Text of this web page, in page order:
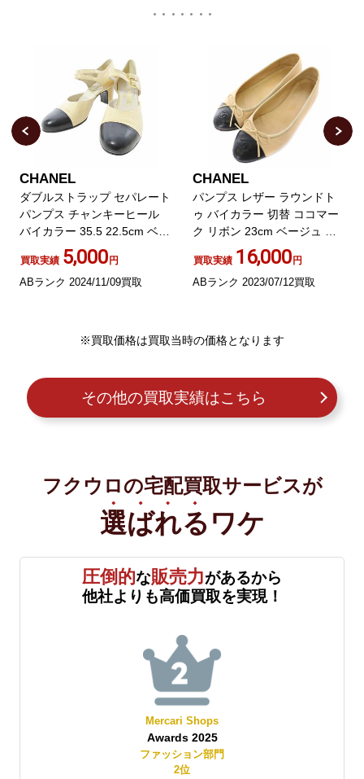
CHANEL
ダブルストラップ セパレート
パンプス チャンキーヒール
バイカラー 35.5 22.5cm ベー
ジュ ブラック 1031
買取実績 5,000円
ABランク 2024/11/09買取
CHANEL
パンプス レザー ラウンドト
ゥ バイカラー 切替 ココマー
ク リボン 23cm ベージュ ブ
買取実績 16,000円
ABランク 2023/07/12買取
※買取価格は買取当時の価格となります
その他の買取実績はこちら
フクウロの宅配買取サービスが
選ばれる ワケ
圧倒的な販売力があるから
他社よりも高価買取を実現！
Mercari Shops
Awards 2025
ファッション部門
2位